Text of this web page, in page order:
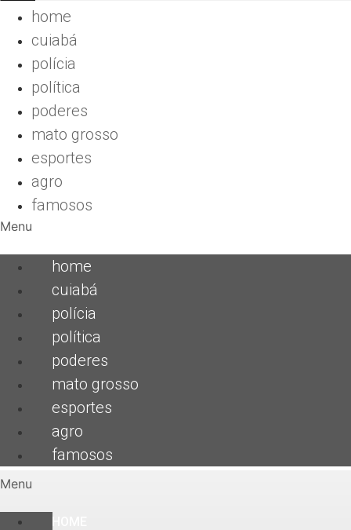
home
cuiabá
polícia
política
poderes
mato grosso
esportes
agro
famosos
Menu
home
cuiabá
polícia
política
poderes
mato grosso
esportes
agro
famosos
Menu